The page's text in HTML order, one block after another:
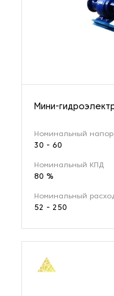
Мини-
Номинальный
30 - 60
Номинальный КПД
80 %
Номинальный
52 - 250